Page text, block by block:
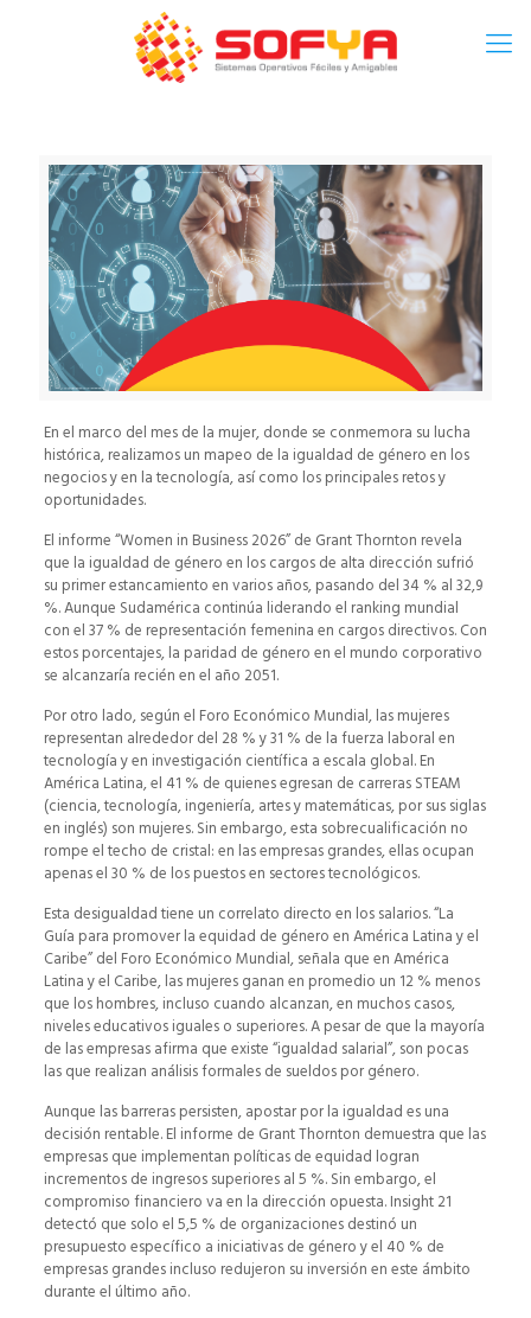
En el marco del mes de la mujer, donde se conmemora su lucha
histórica, realizamos un mapeo de la igualdad de género en los
negocios y en la tecnología, así como los principales retos y
oportunidades.
El informe “Women in Business 2026” de Grant Thornton revela
que la igualdad de género en los cargos de alta dirección sufrió
su primer estancamiento en varios años, pasando del 34 % al 32,9
%. Aunque Sudamérica continúa liderando el ranking mundial
con el 37 % de representación femenina en cargos directivos. Con
estos porcentajes, la paridad de género en el mundo corporativo
se alcanzaría recién en el año 2051.
Por otro lado, según el Foro Económico Mundial, las mujeres
representan alrededor del 28 % y 31 % de la fuerza laboral en
tecnología y en investigación científica a escala global. En
América Latina, el 41 % de quienes egresan de carreras STEAM
(ciencia, tecnología, ingeniería, artes y matemáticas, por sus siglas
en inglés) son mujeres. Sin embargo, esta sobrecualificación no
rompe el techo de cristal: en las empresas grandes, ellas ocupan
apenas el 30 % de los puestos en sectores tecnológicos.
Esta desigualdad tiene un correlato directo en los salarios. “La
Guía para promover la equidad de género en América Latina y el
Caribe” del Foro Económico Mundial, señala que en América
Latina y el Caribe, las mujeres ganan en promedio un 12 % menos
que los hombres, incluso cuando alcanzan, en muchos casos,
niveles educativos iguales o superiores. A pesar de que la mayoría
de las empresas afirma que existe “igualdad salarial”, son pocas
las que realizan análisis formales de sueldos por género.
Aunque las barreras persisten, apostar por la igualdad es una
decisión rentable. El informe de Grant Thornton demuestra que las
empresas que implementan políticas de equidad logran
incrementos de ingresos superiores al 5 %. Sin embargo, el
compromiso financiero va en la dirección opuesta. Insight 21
detectó que solo el 5,5 % de organizaciones destinó un
presupuesto específico a iniciativas de género y el 40 % de
empresas grandes incluso redujeron su inversión en este ámbito
durante el último año.